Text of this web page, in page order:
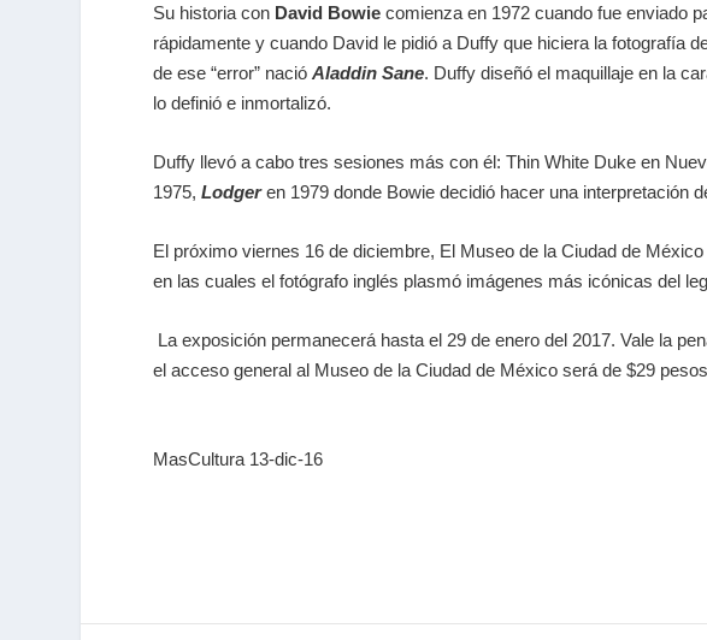
Su historia con David Bowie comienza en 1972 cuando fue enviado
rápidamente y cuando David le pidió a Duffy que hiciera la fotografía
de ese “error” nacióAladdin Sane. Duffy diseñó el maquillaje en la
lo definió e inmortalizó.
Duffy llevó a cabo tres sesiones más con él: Thin White Duke en
1975,Lodgeren 1979 donde Bowie decidió hacer una interpretación
El próximo viernes 16 de diciembre, El Museo de la Ciudad de
en las cuales el fotógrafo inglés plasmó imágenes más icónicas del
La exposición permanecerá hasta el 29 de enero del 2017. Vale la
el acceso general al Museo de la Ciudad de México será de $29
MasCultura 13-dic-16